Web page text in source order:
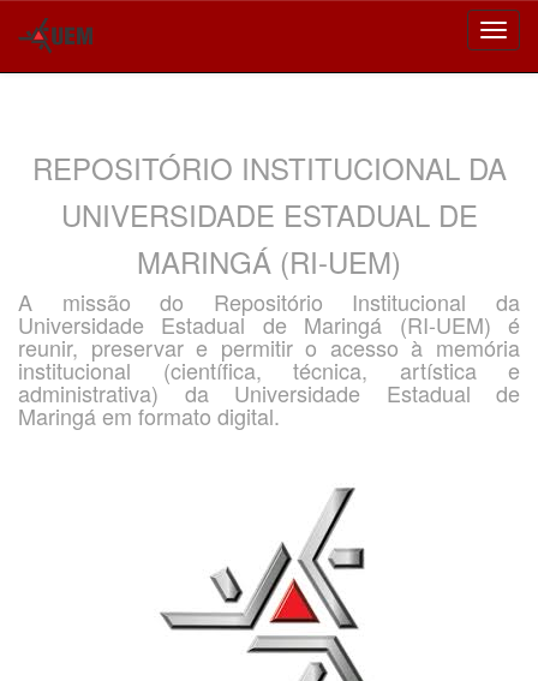
REPOSITÓRIO INSTITUCIONAL DA
UNIVERSIDADE ESTADUAL DE
MARINGÁ (RI-UEM)
A missão do Repositório Institucional da
Universidade Estadual de Maringá (RI-UEM) é
reunir, preservar e permitir o acesso à memória
institucional (científica, técnica, artística e
administrativa) da Universidade Estadual de
Maringá em formato digital.